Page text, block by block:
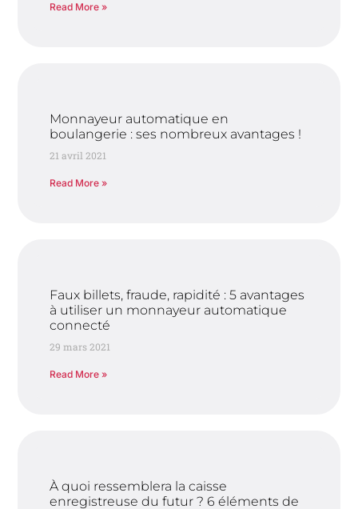
Read More »
Monnayeur automatique en
boulangerie : ses nombreux avantages !
21 avril 2021
Read More »
Faux billets, fraude, rapidité : 5 avantages
à utiliser un monnayeur automatique
connecté
29 mars 2021
Read More »
À quoi ressemblera la caisse
enregistreuse du futur ? 6 éléments de